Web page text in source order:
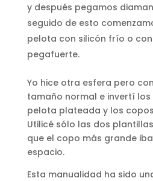
y después pegamos
seguido de esto
pelota con silicón frío o
pegafuerte.
Yo hice otra esfera pero
tamaño normal e invertí los
pelota plateada y los
Utilicé sólo las dos
que el copo más grande
espacio.
Esta manualidad ha sido